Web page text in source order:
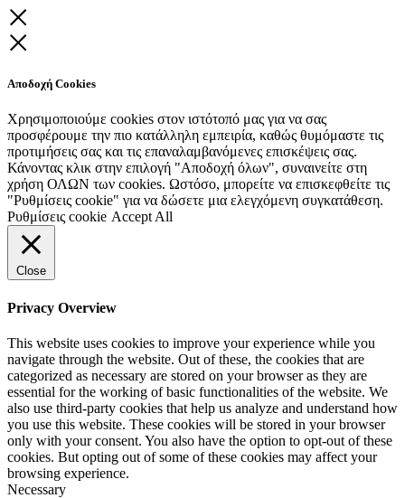
Αποδοχή Cookies
Χρησιμοποιούμε cookies στον ιστότοπό μας για να σας
προσφέρουμε την πιο κατάλληλη εμπειρία, καθώς θυμόμαστε τις
προτιμήσεις σας και τις επαναλαμβανόμενες επισκέψεις σας.
Κάνοντας κλικ στην επιλογή "Αποδοχή όλων", συναινείτε στη
χρήση ΟΛΩΝ των cookies. Ωστόσο, μπορείτε να επισκεφθείτε τις
"Ρυθμίσεις cookie" για να δώσετε μια ελεγχόμενη συγκατάθεση.
Ρυθμίσεις cookie Accept All
Close
Privacy Overview
This website uses cookies to improve your experience while you
navigate through the website. Out of these, the cookies that are
categorized as necessary are stored on your browser as they are
essential for the working of basic functionalities of the website. We
also use third-party cookies that help us analyze and understand how
you use this website. These cookies will be stored in your browser
only with your consent. You also have the option to opt-out of these
cookies. But opting out of some of these cookies may affect your
browsing experience.
Necessary